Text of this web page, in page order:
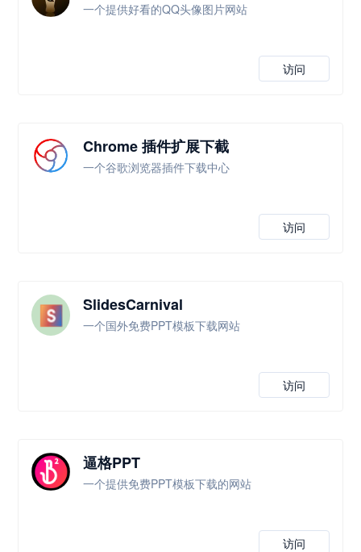
一个提供好看的QQ头像图片网站
访问
Chrome 插件扩展下截
一个谷歌浏览器插件下载中心
访问
SlidesCarnival
一个国外免费PPT模板下载网站
访问
逼格PPT
一个提供免费PPT模板下载的网站
访问